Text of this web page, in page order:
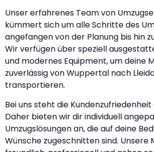
Unser erfahrenes Team von
kümmert sich um alle Schritte des
angefangen von der Planung bis hin
Wir verfügen über speziell
und modernes Equipment, um deine
zuverlässig von Wuppertal nach
transportieren.
Bei uns steht die
Daher bieten wir dir individuell
Umzugslösungen an, die auf deine
Wünsche zugeschnitten sind. Unsere